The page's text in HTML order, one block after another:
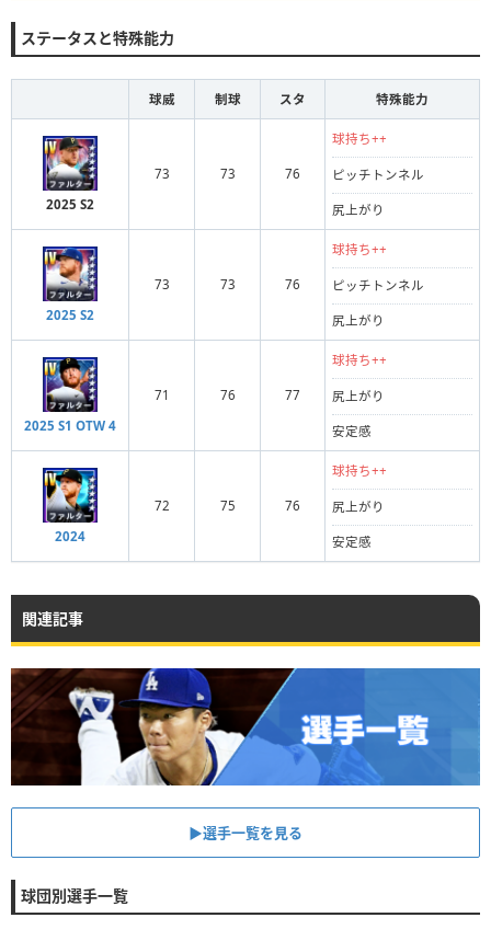
ステータスと特殊能力
球威 制球 スタ 特殊能力
2025 S2
73 73 76
球持ち++
ピッチトンネル
尻上がり
2025 S2
73 73 76
球持ち++
ピッチトンネル
尻上がり
2025 S1 OTW 4
71 76 77
球持ち++
尻上がり
安定感
2024
72 75 76
球持ち++
尻上がり
安定感
関連記事
▶︎選手一覧を見る
球団別選手一覧